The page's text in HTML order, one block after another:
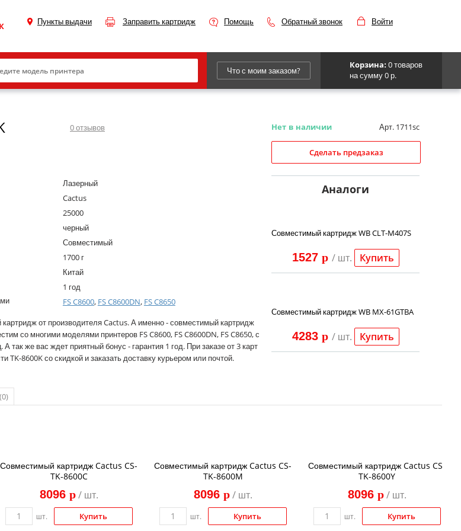
Пункты выдачи Заправить картридж Помощь Обратный звонок Войти
Что с моим заказом?
Корзина: 0 товаров
на сумму 0 р.
0отзывов
Лазерный
Cactus
25000
черный
Совместимый
1700 г
Китай
1 год
FS C8600, FS C8600DN, FS C8650
от производителя Cactus. А именно - совместимый картридж
со многими моделями принтеров FS C8600, FS C8600DN, FS C8650, с
так же вас ждет приятный бонус - гарантия 1 год. При заказе от 3 карт
TK-8600K со скидкой и заказать доставку курьером или почтой.
Нет в наличии Арт. 1711sc
Сделать предзаказ
Аналоги
Совместимый картридж WB CLT-M407S
1527 p / шт. Купить
Совместимый картридж WB MX-61GTBA
4283 p / шт. Купить
(0)
Совместимый картридж Cactus CS-
TK-8600C
8096 p/ шт.
шт. Купить
Совместимый картридж Cactus CS-
TK-8600M
8096 p/ шт.
шт. Купить
Совместимый картридж Cactus CS-
TK-8600Y
8096 p/ шт.
шт. Купить